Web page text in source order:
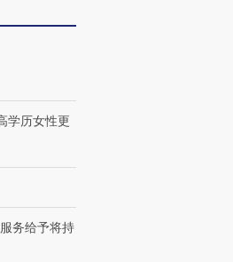
学历女性更
务给予将持